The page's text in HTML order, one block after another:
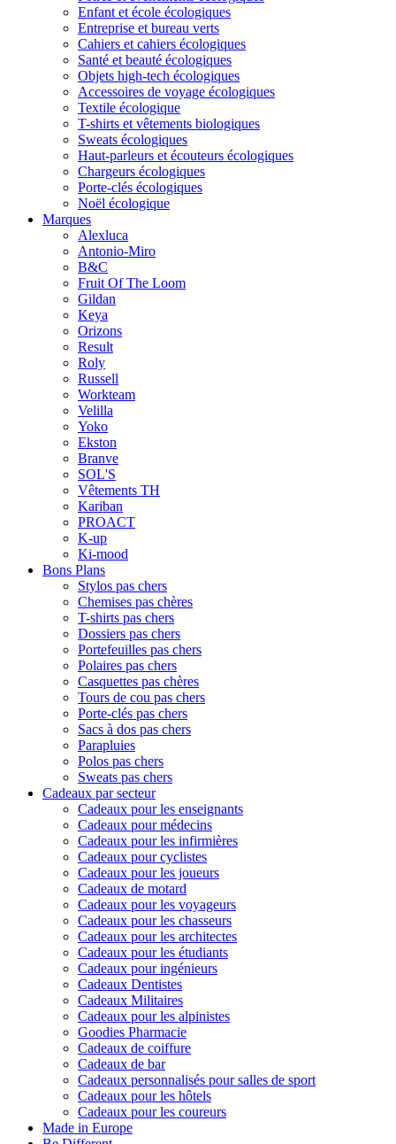
Enfant et école écologiques
Entreprise et bureau verts
Cahiers et cahiers écologiques
Santé et beauté écologiques
Objets high-tech écologiques
Accessoires de voyage écologiques
Textile écologique
T-shirts et vêtements biologiques
Sweats écologiques
Haut-parleurs et écouteurs écologiques
Chargeurs écologiques
Porte-clés écologiques
Noël écologique
Marques
Alexluca
Antonio-Miro
B&C
Fruit Of The Loom
Gildan
Keya
Orizons
Result
Roly
Russell
Workteam
Velilla
Yoko
Ekston
Branve
SOL'S
Vêtements TH
Kariban
PROACT
K-up
Ki-mood
Bons Plans
Stylos pas chers
Chemises pas chères
T-shirts pas chers
Dossiers pas chers
Portefeuilles pas chers
Polaires pas chers
Casquettes pas chères
Tours de cou pas chers
Porte-clés pas chers
Sacs à dos pas chers
Parapluies
Polos pas chers
Sweats pas chers
Cadeaux par secteur
Cadeaux pour les enseignants
Cadeaux pour médecins
Cadeaux pour les infirmières
Cadeaux pour cyclistes
Cadeaux pour les joueurs
Cadeaux de motard
Cadeaux pour les voyageurs
Cadeaux pour les chasseurs
Cadeaux pour les architectes
Cadeaux pour les étudiants
Cadeaux pour ingénieurs
Cadeaux Dentistes
Cadeaux Militaires
Cadeaux pour les alpinistes
Goodies Pharmacie
Cadeaux de coiffure
Cadeaux de bar
Cadeaux personnalisés pour salles de sport
Cadeaux pour les hôtels
Cadeaux pour les coureurs
Made in Europe